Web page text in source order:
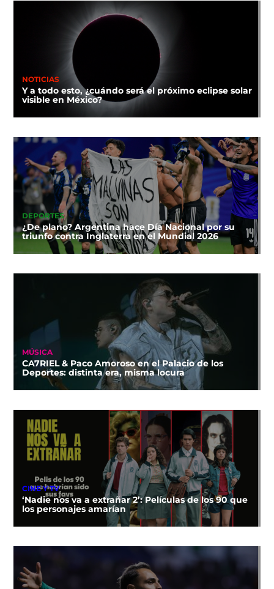
NOTICIAS
Y a todo esto, ¿cuándo será el próximo eclipse solar
visible en México?
DEPORTES
¿De plano? Argentina hace Día Nacional por su
triunfo contra Inglaterra en el Mundial 2026
MÚSICA
CA7RIEL & Paco Amoroso en el Palacio de los
Deportes: distinta era, misma locura
CINE Y TV
‘Nadie nos va a extrañar 2’: Películas de los 90 que
los personajes amarían